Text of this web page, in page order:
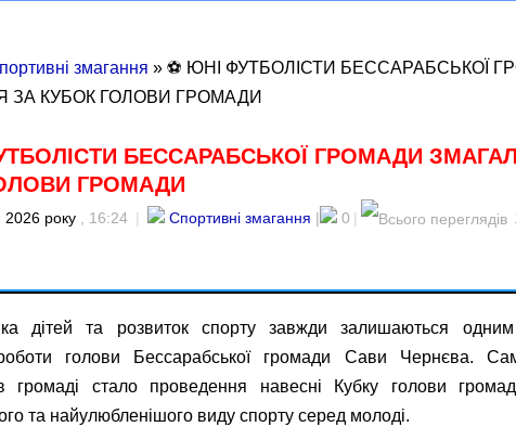
змагання » ⚽️ ЮНІ ФУТБОЛІСТИ БЕССАРАБСЬКОЇ
ЗА КУБОК ГОЛОВИ ГРОМАДИ
БЕССАРАБСЬКОЇ ГРОМАДИ
ГРОМАДИ
2026 року , 16:24 | Спортивні змагання | 0 |
дітей та розвиток спорту завжди залишаються одним
голови Бессарабської громади Сави Чернєва.
громаді стало проведення навесні Кубку голови
та найулюбленішого виду спорту серед молоді.